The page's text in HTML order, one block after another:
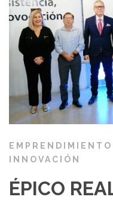
INNOVACIÓN
ÉPICO